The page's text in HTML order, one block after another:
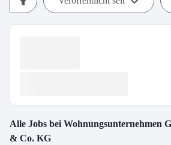
Alle Jobs bei Wohnungsunternehmen
& Co. KG